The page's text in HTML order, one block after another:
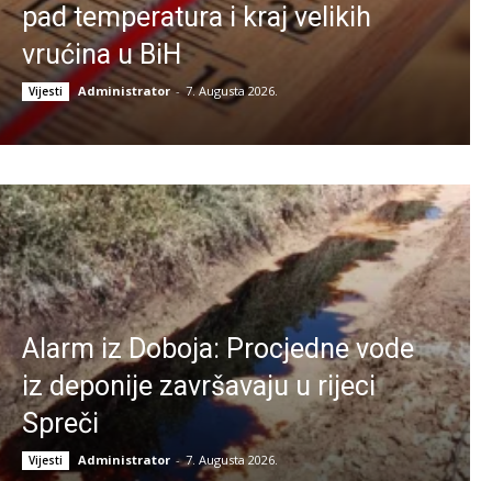
pad temperatura i kraj velikih
vrućina u BiH
Vijesti Administrator - 7. Augusta 2026.
Alarm iz Doboja: Procjedne vode
iz deponije završavaju u rijeci
Spreči
Vijesti Administrator - 7. Augusta 2026.